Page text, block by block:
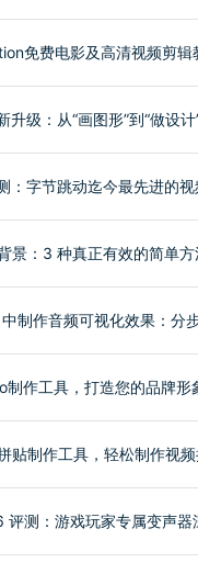
免费电影及高清视频剪辑
级：从“画图形”到“做设计
：字节跳动迄今最先进的视
景：3 种真正有效的简单方
制作音频可视化效果：分
作工具，打造您的品牌形
贴制作工具，轻松制作视频
评测：游戏玩家专属变声器